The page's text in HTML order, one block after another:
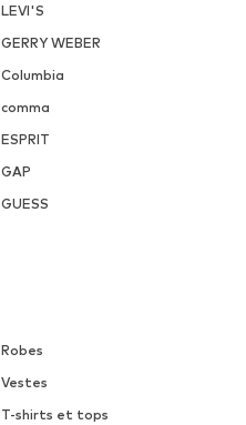
LEVI'S
GERRY WEBER
Columbia
comma
ESPRIT
GAP
GUESS
Robes
Vestes
T-shirts et tops